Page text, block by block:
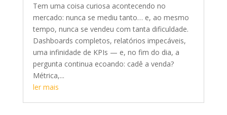
Tem uma coisa curiosa acontecendo no
mercado: nunca se mediu tanto… e, ao mesmo
tempo, nunca se vendeu com tanta dificuldade.
Dashboards completos, relatórios impecáveis,
uma infinidade de KPIs — e, no fim do dia, a
pergunta continua ecoando: cadê a venda?
Métrica,...
ler mais